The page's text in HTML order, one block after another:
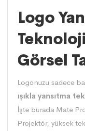
Logo
Görsel
Logonuzu sadece
ışıkla yansıtma
İşte burada Mate
Projektör, yüksek